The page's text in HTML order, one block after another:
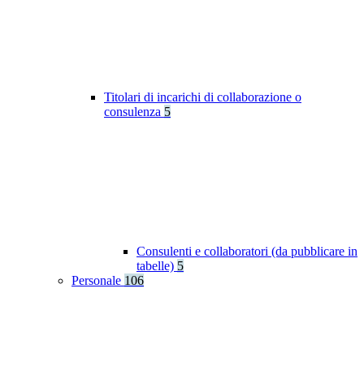
Titolari di incarichi di collaborazione o
consulenza 5
Consulenti e collaboratori (da pubblicare in
tabelle) 5
Personale 106